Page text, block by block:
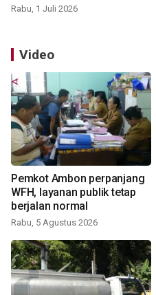
Rabu, 1 Juli 2026
Video
Pemkot Ambon perpanjang
WFH, layanan publik tetap
berjalan normal
Rabu, 5 Agustus 2026